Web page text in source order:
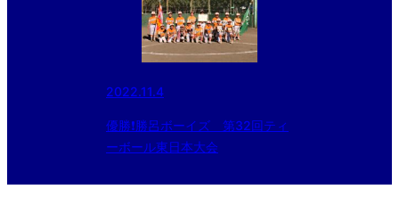
2022.11.4
優勝❗️勝呂ボーイズ 第32回ティ
ーボール東日本大会